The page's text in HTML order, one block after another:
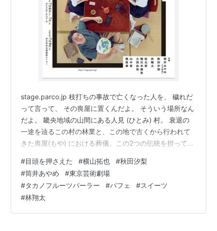
stage.parco.jp 枝打ちの事故で亡くなった人を、 穢れだ
って言って、 その喪屋に置くんだよ。 そういう場所なん
だよ。 畿央地域の山間にある人見 (ひとみ) 村。 衰退の
一途を辿るこの村の林業と、この地で古くから行われて
きた喪屋(もや) における葬儀。この2つの伝統を担ってき
係にあったが、杉山がコンサルタント業を人見村に持ち
込んだことで、家族間の溝は深かった。ただ、同い年の
高校生の娘たちは、子どもの頃から親友のような存在で
ある。 杉山の娘・遼は、母の形見である一眼レフカメラ
を愛用し、村に暮らす人たちのポートレートを「遺影」
#目頭を押さえた #横山拓也 #秋田汐梨
#筒井あやめ #東京芸術劇場
#タカノフルーツパーラー #パフェ #スイーツ
#林翔太